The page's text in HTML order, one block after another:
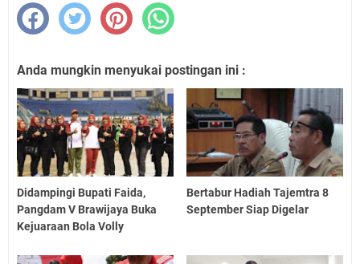
Anda mungkin menyukai postingan ini :
Didampingi Bupati Faida,
Pangdam V Brawijaya Buka
Kejuaraan Bola Volly
Bertabur Hadiah Tajemtra 8
September Siap Digelar